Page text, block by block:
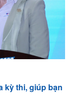
kỳ thi, giúp bạn